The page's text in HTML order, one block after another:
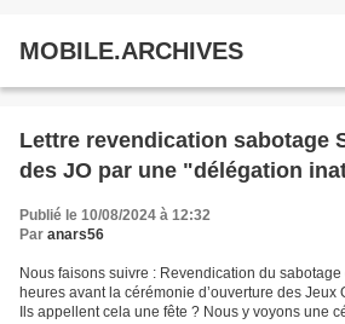
MOBILE.ARCHIVES
Lettre revendication sabotage
des JO par une "délégation
Publié le 10/08/2024 à 12:32
Par anars56
Nous faisons suivre : Revendication du
heures avant la cérémonie d’ouverture des
Ils appellent cela une fête ? Nous y voyons une